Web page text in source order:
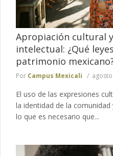
Apropiación cultural
intelectual: ¿Qué
patrimonio
Por Campus Mexicali
El uso de las expresiones
la identidad de la
lo que es necesario que...